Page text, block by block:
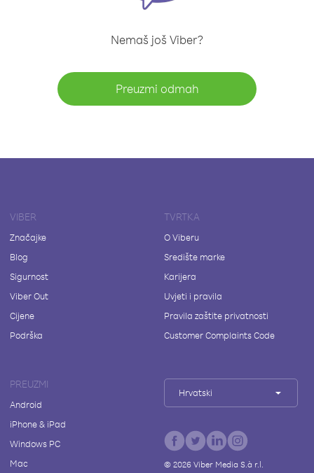
Nemaš još Viber?
Preuzmi odmah
VIBER
Značajke
Blog
Sigurnost
Viber Out
Cijene
Podrška
TVRTKA
O Viberu
Središte marke
Karijera
Uvjeti i pravila
Pravila zaštite privatnosti
Customer Complaints Code
PREUZMI
Android
iPhone & iPad
Windows PC
Mac
Hrvatski
© 2026Viber Media S.à r.l.